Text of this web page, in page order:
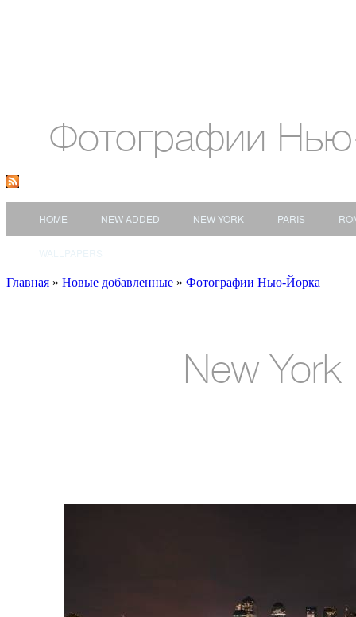
Фотографии
HOME NEW ADDED NEW YORK PARIS
Главная » Новые добавленные » Фотографии Нью-Йорка
New York